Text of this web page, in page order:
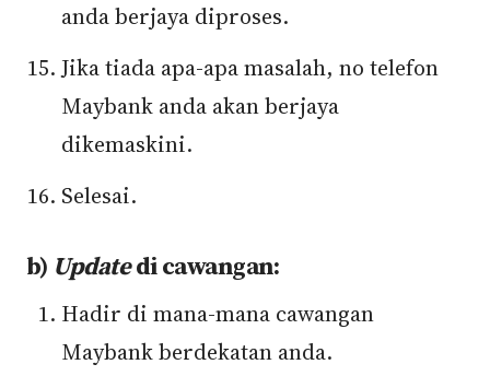
anda berjaya diproses.
Jika tiada apa-apa masalah, no telefon
Maybank anda akan berjaya
dikemaskini.
Selesai.
b) Updatedi cawangan:
Hadir di mana-mana cawangan
Maybank berdekatan anda.